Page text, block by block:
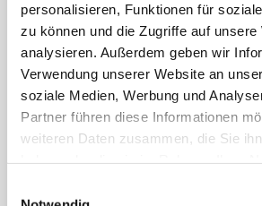
personalisieren, Funktionen für
zu können und die Zugriffe auf unsere
analysieren. Außerdem geben wir
Verwendung unserer Website an
soziale Medien, Werbung und
Partner führen diese Informationen
weiteren Daten zusammen, die Sie
Cookies, wenn Sie unsere Webseite
Archiv
2024